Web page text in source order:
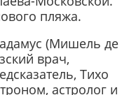
пляжа.
(Мишель де
врач,
Тихо
астролог и